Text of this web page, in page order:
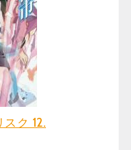
ク 12.